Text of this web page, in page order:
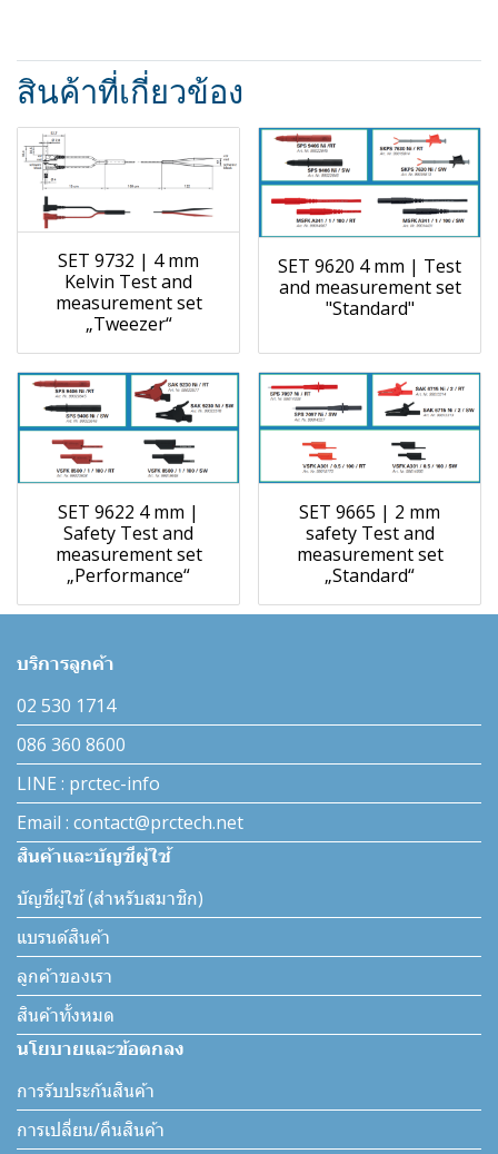
สินค้าที่เกี่ยวข้อง
SET 9732 | 4 mm
Kelvin Test and
measurement set
„Tweezer“
SET 9620 4 mm | Test
and measurement set
"Standard"
SET 9622 4 mm |
Safety Test and
measurement set
„Performance“
SET 9665 | 2 mm
safety Test and
measurement set
„Standard“
บริการลูกค้า
02 530 1714
086 360 8600
LINE : prctec-info
Email : contact@prctech.net
สินค้าและบัญชีผู้ใช้
บัญชีผู้ใช้ (สำหรับสมาชิก)
แบรนด์สินค้า
ลูกค้าของเรา
สินค้าทั้งหมด
นโยบายและข้อตกลง
การรับประกันสินค้า
การเปลี่ยน/คืนสินค้า